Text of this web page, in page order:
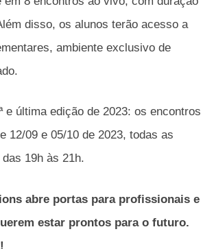
disso, os alunos terão acesso a
ambiente exclusivo de
e última edição de 2023: os encontros
12/09 e 05/10 de 2023, todas as
19h às 21h.
abre portas para profissionais e
estar prontos para o futuro.
!